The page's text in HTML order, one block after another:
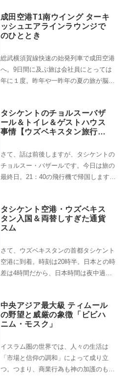
成田空港T1南ウイング ターキ
ッシュエアラインラウンジで
のひととき
総武横須賀線快速の始発列車で成田空港
へ。9日間に及ぶ旅は会社員にとっては
年に１度。昨年や一昨年の夏の旅が脳裏
タシケントのチョルスーバザ
ール＆トイレ＆ゲストハウス
事情【ウズベキスタン旅行記
さて、話は前後しますが、タシケントの
チョルスー・バザールです。今日は旅の
最終日。21：40の飛行機で帰国します。
タシケント空港・ウズベキス
タン入国＆両替しすぎた通貨
スム
さて、ウズベキスタンの首都タシケント
空港に到着。時刻は20時半。日本との時
差は4時間だから、日本時間は夜中過
中央アジア最大級 ティムール
の野望と威厳の象徴「ビビハ
ニム・モスク」
イスラム圏の世界では、人々の生活は
「市場と信仰の調和」によって成り立
つ。つまり、商業行為も神の加護のもと